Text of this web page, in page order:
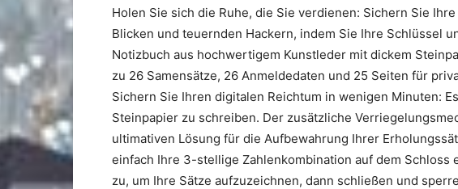
Holen Sie sich die Ruhe, die Sie verdienen: Sichern Sie
Blicken und teuernden Hackern, indem Sie Ihre Schlüssel
Notizbuch aus hochwertigem Kunstleder mit dickem
zu 26 Samensätze, 26 Anmeldedaten und 25 Seiten für
Sichern Sie Ihren digitalen Reichtum in wenigen Minuten:
Steinpapier zu schreiben. Der zusätzliche
ultimativen Lösung für die Aufbewahrung Ihrer
einfach Ihre 3-stellige Zahlenkombination auf dem Schloss
zu, um Ihre Sätze aufzuzeichnen, dann schließen und